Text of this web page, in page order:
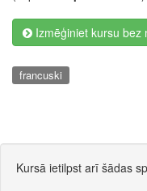
Izmēģiniet kursu bez
francuski
Kursā ietilpst arī šādas